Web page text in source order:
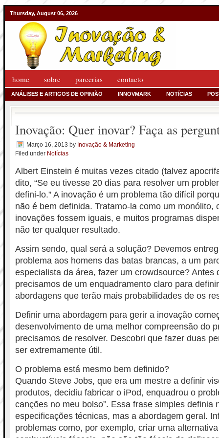
Thursday, August 06, 2026
home sobre parcerias contacto
ANÁLISES E ARTIGOS DE OPINIÃO INNOVMARK NOTÍCIAS
Inovação: Quer inovar? Faça as
Março 16, 2013 by Inovação & Marketing
Filed under Notícias
Albert Einstein é muitas vezes citado (talvez
dito, “Se eu tivesse 20 dias para resolver um
defini-lo.” A inovação é um problema tão difícil
não é bem definida. Tratamo-la como um monólito,
inovações fossem iguais, e muitos programas
não ter qualquer resultado.
Assim sendo, qual será a solução? Devemos
problema aos homens das batas brancas, a um
especialista da área, fazer um crowdsource? Antes
precisamos de um enquadramento claro para
abordagens que terão mais probabilidades de os
Definir uma abordagem para gerir a inovação
desenvolvimento de uma melhor compreensão do
precisamos de resolver. Descobri que fazer duas
ser extremamente útil.
O problema está mesmo bem definido?
Quando Steve Jobs, que era um mestre a definir
produtos, decidiu fabricar o iPod, enquadrou o
canções no meu bolso”. Essa frase simples definia
especificações técnicas, mas a abordagem geral.
problemas como, por exemplo, criar uma